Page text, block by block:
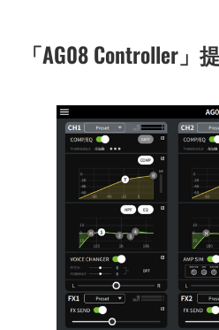
「AG08 Controller